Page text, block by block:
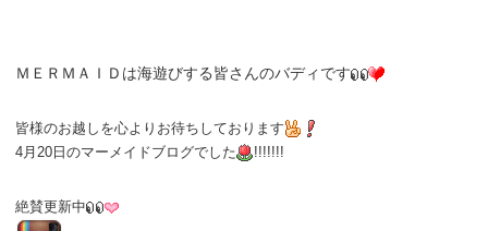
ＭＥＲＭＡＩＤは海遊びする皆さんのバディです
皆様のお越しを心よりお待ちしております
4月20日 のマーメイドブログでした !!!!!!!
絶賛更新中